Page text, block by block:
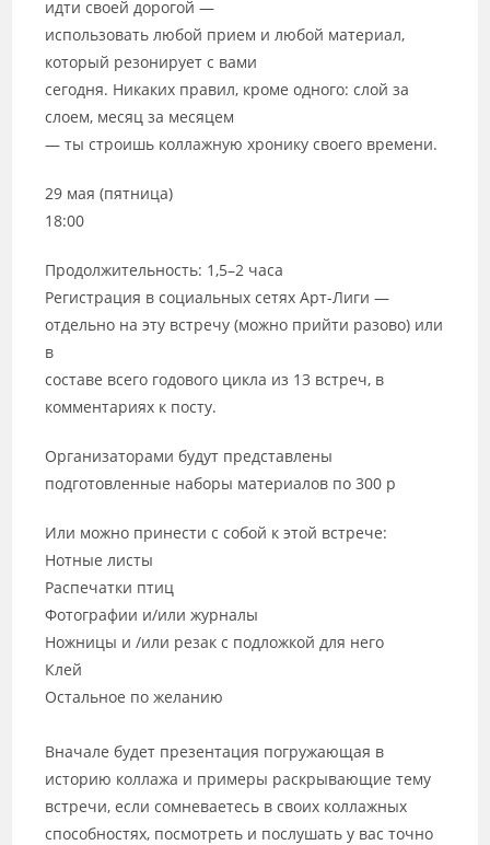
идти своей дорогой —
использовать любой прием и любой материал,
который резонирует с вами
сегодня. Никаких правил, кроме одного: слой за
слоем, месяц за месяцем
— ты строишь коллажную хронику своего времени.
29 мая (пятница)
18:00
Продолжительность: 1,5–2 часа
Регистрация в социальных сетях Арт-Лиги —
отдельно на эту встречу (можно прийти разово) или
в
составе всего годового цикла из 13 встреч, в
комментариях к посту.
Организаторами будут представлены
подготовленные наборы материалов по 300 р
Или можно принести с собой к этой встрече:
Нотные листы
Распечатки птиц
Фотографии и/или журналы
Ножницы и /или резак с подложкой для него
Клей
Остальное по желанию
Вначале будет презентация погружающая в
историю коллажа и примеры раскрывающие тему
встречи, если сомневаетесь в своих коллажных
способностях, посмотреть и послушать у вас точно